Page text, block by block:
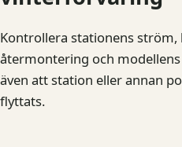
Kontrollera stationens
återmontering och
även att station eller annan
flyttats.